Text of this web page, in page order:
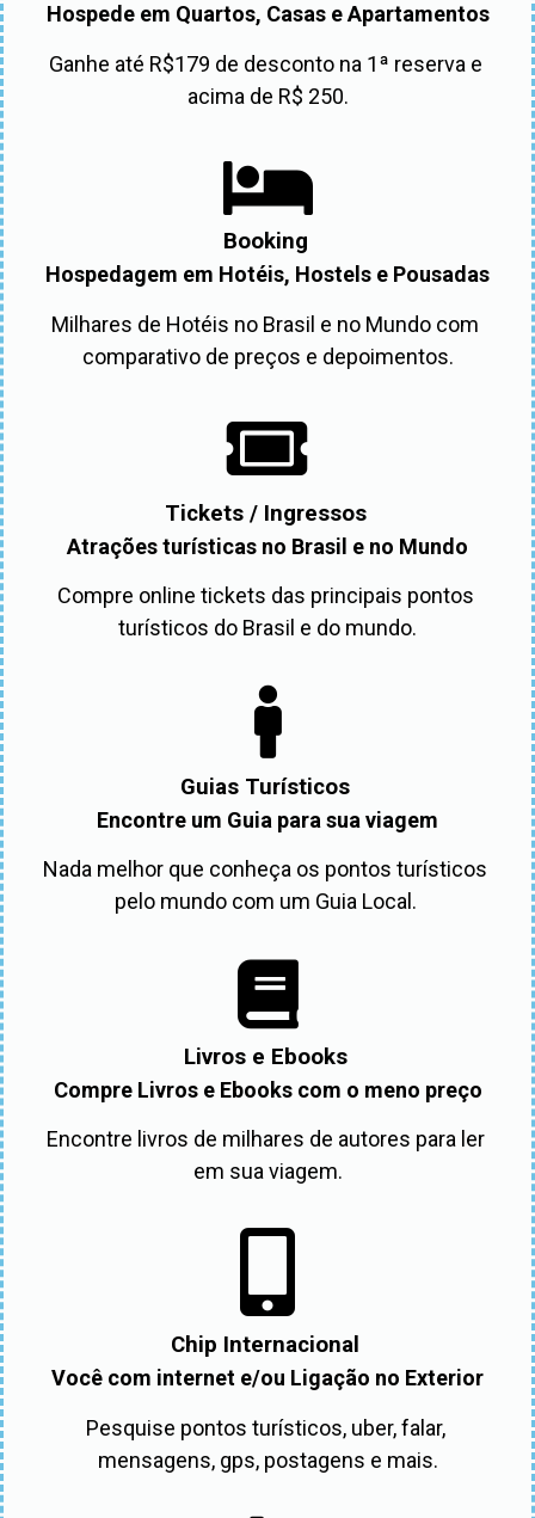
Hospede em Quartos, Casas e Apartamentos
Ganhe até R$179 de desconto na 1ª reserva e
acima de R$ 250.
Booking
Hospedagem em Hotéis, Hostels e Pousadas
Milhares de Hotéis no Brasil e no Mundo com
comparativo de preços e depoimentos.
Tickets / Ingressos
Atrações turísticas no Brasil e no Mundo
Compre online tickets das principais pontos
turísticos do Brasil e do mundo.
Guias Turísticos
Encontre um Guia para sua viagem
Nada melhor que conheça os pontos turísticos
pelo mundo com um Guia Local.
Livros e Ebooks
Compre Livros e Ebooks com o meno preço
Encontre livros de milhares de autores para ler
em sua viagem.
Chip Internacional
Você com internet e/ou Ligação no Exterior
Pesquise pontos turísticos, uber, falar,
mensagens, gps, postagens e mais.